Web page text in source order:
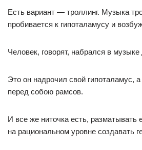
Есть вариант — троллинг. Музыка
пробивается к гипоталамусу и
Человек, говорят, набрался в музыке
Это он надрочил свой гипоталамус,
перед собою рамсов.
И все же ниточка есть, разматывать
на рациональном уровне создавать